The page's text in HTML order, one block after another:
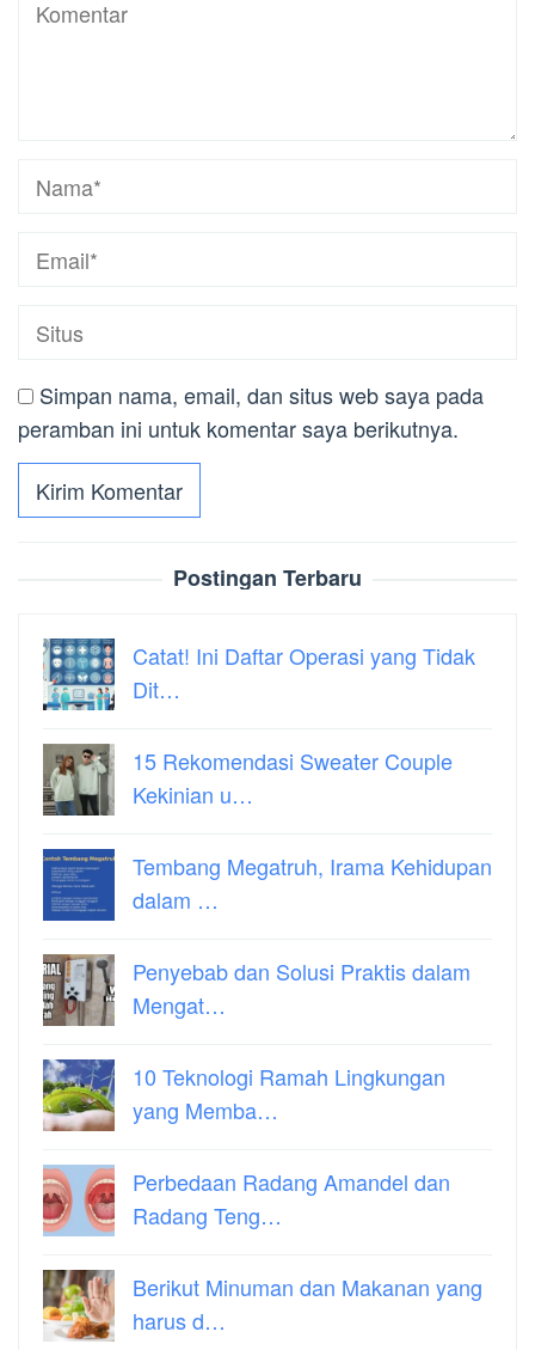
Simpan nama, email, dan situs web saya pada
peramban ini untuk komentar saya berikutnya.
Postingan Terbaru
Catat! Ini Daftar Operasi yang Tidak
Dit…
15 Rekomendasi Sweater Couple
Kekinian u…
Tembang Megatruh, Irama Kehidupan
dalam …
Penyebab dan Solusi Praktis dalam
Mengat…
10 Teknologi Ramah Lingkungan
yang Memba…
Perbedaan Radang Amandel dan
Radang Teng…
Berikut Minuman dan Makanan yang
harus d…